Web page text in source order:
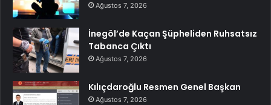
Ağustos 7, 2026
İnegöl’de Kaçan Şüpheliden Ruhsatsız
Tabanca Çıktı
Ağustos 7, 2026
Kılıçdaroğlu Resmen Genel Başkan
Ağustos 7, 2026